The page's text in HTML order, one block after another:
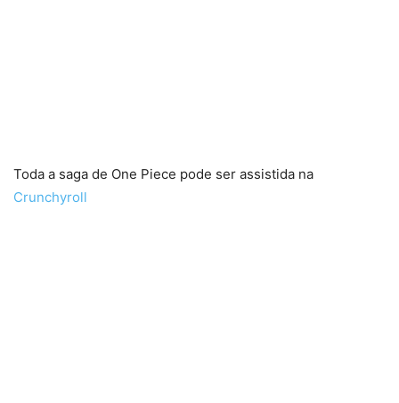
Toda a saga de One Piece pode ser assistida na
Crunchyroll